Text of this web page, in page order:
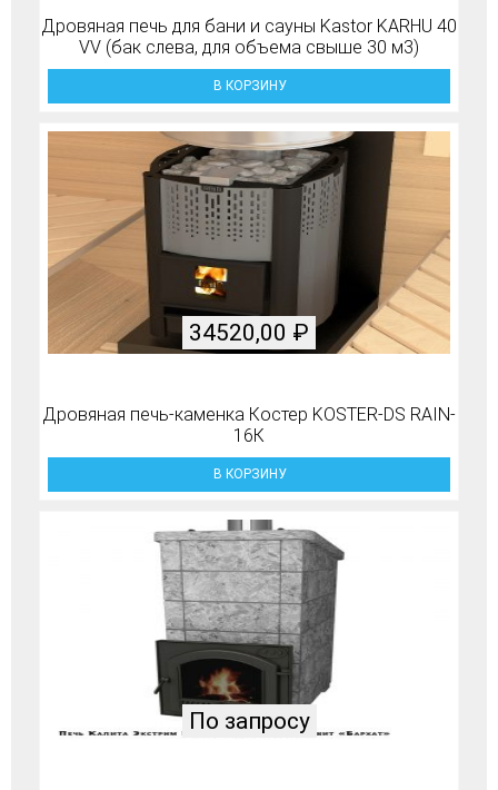
Дровяная печь для бани и сауны Kastor KARHU 40
VV (бак слева, для объема свыше 30 м3)
В КОРЗИНУ
Дровяная печь-каменка Костер KOSTER-DS RAIN-
16К
34520,00 ₽
В КОРЗИНУ
По запросу